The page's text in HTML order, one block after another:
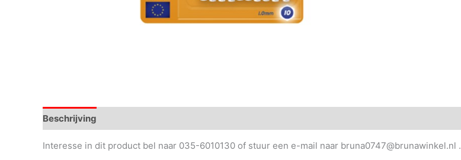
Beschrijving
Interesse in dit product bel naar 035-6010130 of stuur een e-mail naar bruna0747@brunawinkel.nl .